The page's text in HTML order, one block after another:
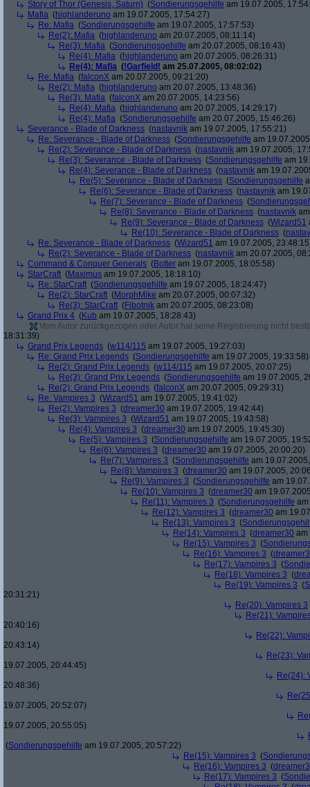
Story of Thor (Genesis, Saturn) (Sondierungsgehilfe am 19.07.2005,
Mafia (highlanderuno am 19.07.2005, 17:54:27)
Re: Mafia (Sondierungsgehilfe am 19.07.2005, 17:57:53)
Re(2): Mafia (highlanderuno am 20.07.2005, 08:11:14)
Re(3): Mafia (Sondierungsgehilfe am 20.07.2005, 08:16:43)
Re(4): Mafia (highlanderuno am 20.07.2005, 08:26:31)
Re(4): Mafia (!Garfield! am 25.07.2005, 08:02:02)
Re: Mafia (falconX am 20.07.2005, 09:21:20)
Re(2): Mafia (highlanderuno am 20.07.2005, 13:48:36)
Re(3): Mafia (falconX am 20.07.2005, 14:23:56)
Re(4): Mafia (highlanderuno am 20.07.2005, 14:29:17)
Re(4): Mafia (Sondierungsgehilfe am 20.07.2005, 15:46:26)
Severance - Blade of Darkness (nastavnik am 19.07.2005, 17:55:21)
Re: Severance - Blade of Darkness (Sondierungsgehilfe am
Re(2): Severance - Blade of Darkness (nastavnik am 19.07.2005,
Re(3): Severance - Blade of Darkness (Sondierungsgehilfe am
Re(4): Severance - Blade of Darkness (nastavnik am
Re(5): Severance - Blade of Darkness (Sondierungsgehilfe
Re(6): Severance - Blade of Darkness (nastavnik am
Re(7): Severance - Blade of Darkness (
Re(8): Severance - Blade of Darkness (nastavnik
Re(9): Severance - Blade of Darkness (Wizard51
Re(10): Severance - Blade of Darkness (
Re: Severance - Blade of Darkness (Wizard51 am 19.07.2005,
Re(2): Severance - Blade of Darkness (nastavnik am 20.07.2005,
Command & Conquer Generals (Botter am 19.07.2005, 18:05:58)
StarCraft (Maximus am 19.07.2005, 18:18:10)
Re: StarCraft (Sondierungsgehilfe am 19.07.2005, 18:24:47)
Re(2): StarCraft (MorphMike am 20.07.2005, 00:07:32)
Re(3): StarCraft (Fibotnik am 20.07.2005, 08:23:08)
Grand Prix 4 (Kub am 19.07.2005, 18:28:43)
Vom Autor zurückgezogen oder Autor hat seine Registrierung nicht
18:31:39)
Grand Prix Legends (w114/115 am 19.07.2005, 19:27:03)
Re: Grand Prix Legends (Sondierungsgehilfe am 19.07.2005, 19:33:58)
Re(2): Grand Prix Legends (w114/115 am 19.07.2005, 20:07:25)
Re(3): Grand Prix Legends (Sondierungsgehilfe am 19.07.2005,
Re(2): Grand Prix Legends (falconX am 20.07.2005, 09:29:31)
Re: Vampires 3 (Wizard51 am 19.07.2005, 19:41:02)
Re(2): Vampires 3 (dreamer30 am 19.07.2005, 19:42:44)
Re(3): Vampires 3 (Wizard51 am 19.07.2005, 19:43:58)
Re(4): Vampires 3 (dreamer30 am 19.07.2005, 19:45:30)
Re(5): Vampires 3 (Sondierungsgehilfe am 19.07.2005,
Re(6): Vampires 3 (dreamer30 am 19.07.2005, 20:00:20)
Re(7): Vampires 3 (Sondierungsgehilfe am
Re(8): Vampires 3 (dreamer30 am 19.07.2005,
Re(9): Vampires 3 (Sondierungsgehilfe am
Re(10): Vampires 3 (dreamer30 am
Re(11): Vampires 3 (Sondierungsgehilfe
Re(12): Vampires 3 (dreamer30 am
Re(13): Vampires 3 (
Re(14): Vampires 3 (dreamer30 am
Re(15): Vampires 3 (
Re(16): Vampires 3 (
Re(17): Vampires 3 (
Re(18): Vampires 3 (
Re(19): Vampires 3 (
20:31:21)
Re(20): Vampires 3
Re(21):
20:40:16)
Re(22):
20:43:14)
Re(23):
19.07.2005, 20:44:45)
Re(24):
20:48:36)
19.07.2005, 20:52:07)
19.07.2005, 20:55:05)
(Sondierungsgehilfe am 19.07.2005, 20:57:22)
Re(15): Vampires 3 (
Re(16): Vampires 3 (
Re(17): Vampires 3 (